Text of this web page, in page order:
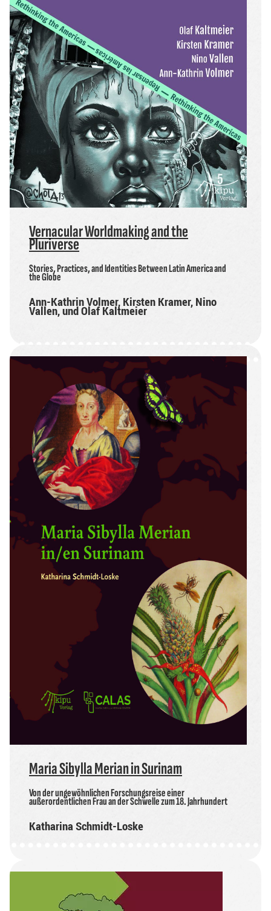
Vernacular Worldmaking and the
Pluriverse
Stories, Practices, and Identities Between Latin America and
the Globe
Ann-Kathrin Volmer, Kirsten Kramer, Nino
Vallen, und Olaf Kaltmeier
Maria Sibylla Merian in Surinam
Von der ungewöhnlichen Forschungsreise einer
außerordentlichen Frau an der Schwelle zum 18. Jahrhundert
Katharina Schmidt-Loske